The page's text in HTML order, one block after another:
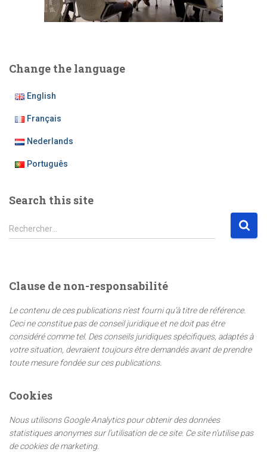
Change the language
English
Français
Nederlands
Português
Search this site
R
e
r
h
e
r
:
Rechercher…
Clause de non-responsabilité
Le contenu de ces publications n’est fourni qu’à titre de référence.
Ceci ne constitue pas de conseil juridique et ne doit pas être
considéré comme tel. Des conseils juridiques spécifiques, adaptés à
votre situation, devraient toujours être demandés avant de prendre
toute mesure fondée sur ces publications.
Cookies
Nous utilisons Google Analytics pour obtenir des données
statistiques anonymes sur l’utilisation de ce site. Ce site n’utilise pas
de cookies de marketing.